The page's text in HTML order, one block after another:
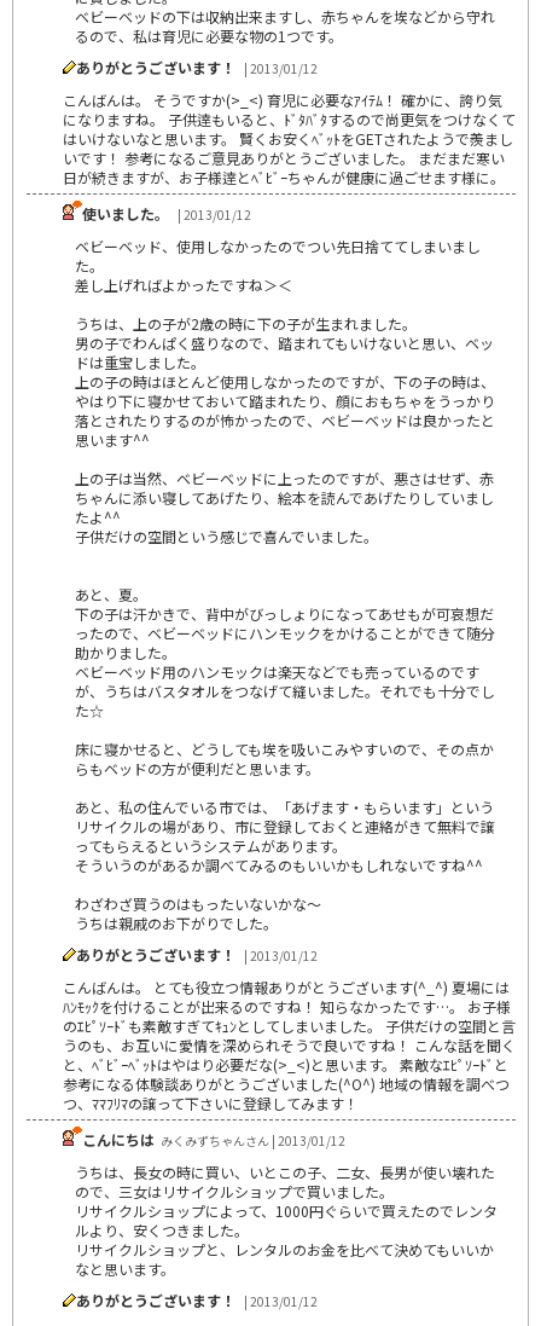
ベビーベッドの下は収納出来ますし、赤ちゃんを埃などから守れ
るので、私は育児に必要な物の1つです。
ありがとうございます！
| 2013/01/12
こんばんは。 そうですか(>_<) 育児に必要なｱｲﾃﾑ！ 確かに、誇り気
になりますね。 子供逹もいると、ﾄﾞﾀﾊﾞﾀするので尚更気をつけなくて
はいけないなと思います。 賢くお安くﾍﾞｯﾄをGETされたようで羨まし
いです！ 参考になるご意見ありがとうございました。 まだまだ寒い
日が続きますが、お子様逹とﾍﾞﾋﾞｰちゃんが健康に過ごせます様に。
使いました。
| 2013/01/12
ベビーベッド、使用しなかったのでつい先日捨ててしまいまし
た。
差し上げればよかったですね＞＜
うちは、上の子が2歳の時に下の子が生まれました。
男の子でわんぱく盛りなので、踏まれてもいけないと思い、ベッ
ドは重宝しました。
上の子の時はほとんど使用しなかったのですが、下の子の時は、
やはり下に寝かせておいて踏まれたり、顔におもちゃをうっかり
落とされたりするのが怖かったので、ベビーベッドは良かったと
思います^^
上の子は当然、ベビーベッドに上ったのですが、悪さはせず、赤
ちゃんに添い寝してあげたり、絵本を読んであげたりしていまし
たよ^^
子供だけの空間という感じで喜んでいました。
あと、夏。
下の子は汗かきで、背中がびっしょりになってあせもが可哀想だ
ったので、ベビーベッドにハンモックをかけることができて随分
助かりました。
ベビーベッド用のハンモックは楽天などでも売っているのです
が、うちはバスタオルをつなげて縫いました。それでも十分でし
た☆
床に寝かせると、どうしても埃を吸いこみやすいので、その点か
らもベッドの方が便利だと思います。
あと、私の住んでいる市では、「あげます・もらいます」という
リサイクルの場があり、市に登録しておくと連絡がきて無料で譲
ってもらえるというシステムがあります。
そういうのがあるか調べてみるのもいいかもしれないですね^^
わざわざ買うのはもったいないかな～
うちは親戚のお下がりでした。
ありがとうございます！
| 2013/01/12
こんばんは。 とても役立つ情報ありがとうございます(^_^) 夏場には
ﾊﾝﾓｯｸを付けることが出来るのですね！ 知らなかったです…。 お子様
のｴﾋﾟｿｰﾄﾞも素敵すぎてｷｭﾝとしてしまいました。 子供だけの空間と言
うのも、お互いに愛情を深められそうで良いですね！ こんな話を聞く
と、ﾍﾞﾋﾞｰﾍﾞｯﾄはやはり必要だな(>_<)と思います。 素敵なｴﾋﾟｿｰﾄﾞと
参考になる体験談ありがとうございました(^O^) 地域の情報を調べつ
つ、ﾏﾏﾌﾘﾏの譲って下さいに登録してみます！
こんにちは みくみずちゃんさん | 2013/01/12
うちは、長女の時に買い、いとこの子、二女、長男が使い壊れた
ので、三女はリサイクルショップで買いました。
リサイクルショップによって、1000円ぐらいで買えたのでレンタ
ルより、安くつきました。
リサイクルショップと、レンタルのお金を比べて決めてもいいか
なと思います。
ありがとうございます！
| 2013/01/12